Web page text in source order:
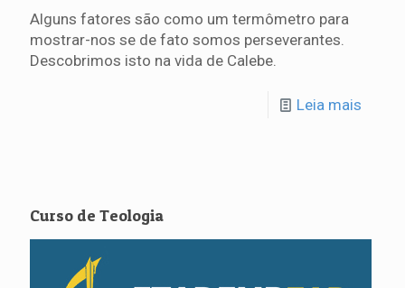
Alguns fatores são como um termômetro para
mostrar-nos se de fato somos perseverantes.
Descobrimos isto na vida de Calebe.
Leia mais
Curso de Teologia